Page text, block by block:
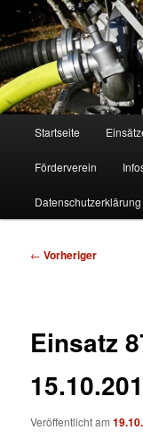
Zum
primären
Inhalt
springenFF Köln,
Freiwillige Feuerwehr
Startseite
Förderverein
Datenschutzerklärung
Beitragsnavigation
← Vorheriger
Einsatz
Veröffentlicht am